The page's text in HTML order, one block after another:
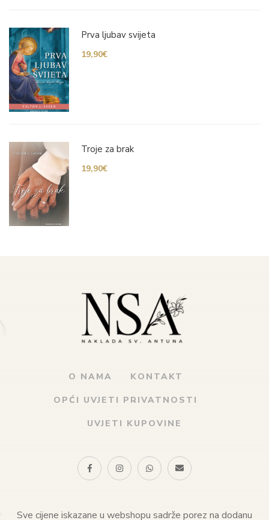
Prva ljubav svijeta
19,90€
Troje za brak
19,90€
O NAMA KONTAKT
OPĆI UVJETI PRIVATNOSTI
UVJETI KUPOVINE
Sve cijene iskazane u webshopu sadrže porez na dodanu